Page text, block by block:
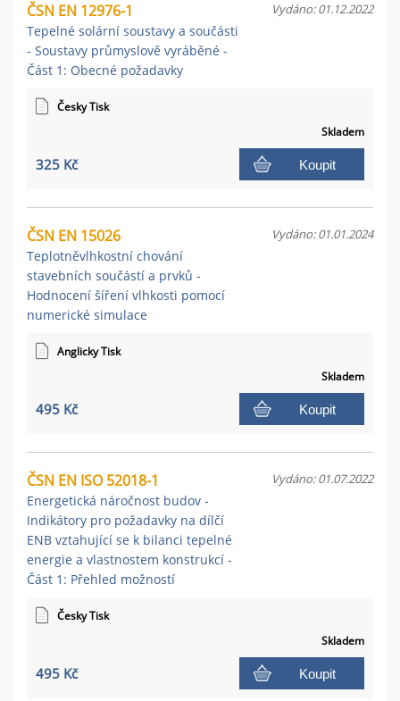
ČSN EN 12976-1
Tepelné solární soustavy a součásti
- Soustavy průmyslově vyráběné -
Část 1: Obecné požadavky
Vydáno: 01.12.2022
Česky Tisk
Skladem
325 Kč Koupit
ČSN EN 15026
Teplotněvlhkostní chování
stavebních součástí a prvků -
Hodnocení šíření vlhkosti pomocí
numerické simulace
Vydáno: 01.01.2024
Anglicky Tisk
Skladem
495 Kč Koupit
ČSN EN ISO 52018-1
Energetická náročnost budov -
Indikátory pro požadavky na dílčí
ENB vztahující se k bilanci tepelné
energie a vlastnostem konstrukcí -
Část 1: Přehled možností
Vydáno: 01.07.2022
Česky Tisk
Skladem
495 Kč Koupit